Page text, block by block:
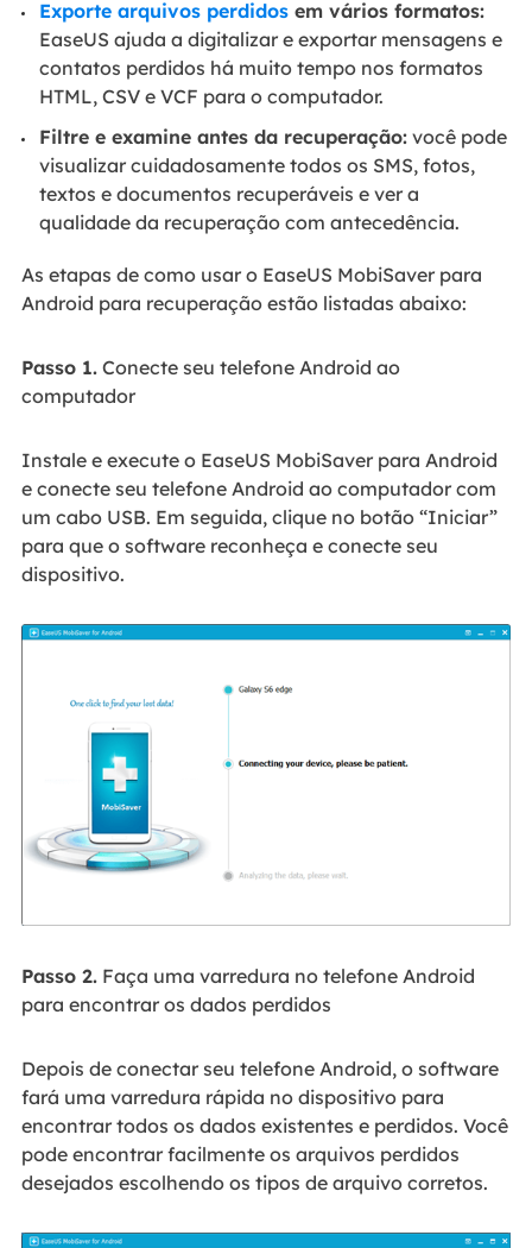
Exporte arquivos perdidosem vários formatos:
EaseUS ajuda a digitalizar e exportar mensagens e
contatos perdidos há muito tempo nos formatos
HTML, CSV e VCF para o computador.
Filtre e examine antes da recuperação:você pode
visualizar cuidadosamente todos os SMS, fotos,
textos e documentos recuperáveis e ver a
qualidade da recuperação com antecedência.
As etapas de como usar o EaseUS MobiSaver para
Android para recuperação estão listadas abaixo:
Passo 1.Conecte seu telefone Android ao
computador
Instale e execute o EaseUS MobiSaver para Android
e conecte seu telefone Android ao computador com
um cabo USB. Em seguida, clique no botão “Iniciar”
para que o software reconheça e conecte seu
dispositivo.
Passo 2.Faça uma varredura no telefone Android
para encontrar os dados perdidos
Depois de conectar seu telefone Android, o software
fará uma varredura rápida no dispositivo para
encontrar todos os dados existentes e perdidos. Você
pode encontrar facilmente os arquivos perdidos
desejados escolhendo os tipos de arquivo corretos.